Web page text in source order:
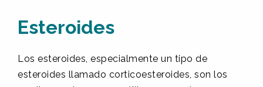
Esteroides
Los esteroides, especialmente un tipo de
esteroides llamado corticoesteroides, son los